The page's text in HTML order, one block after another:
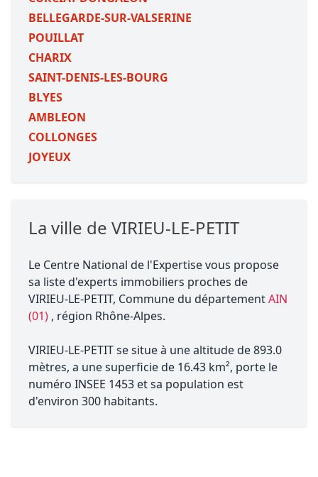
BELLEGARDE-SUR-VALSERINE
POUILLAT
CHARIX
SAINT-DENIS-LES-BOURG
BLYES
AMBLEON
COLLONGES
JOYEUX
La ville de VIRIEU-LE-PETIT
Le Centre National de l'Expertise vous propose
sa liste d'experts immobiliers proches de
VIRIEU-LE-PETIT, Commune du départementAIN
(01) , région Rhône-Alpes.
VIRIEU-LE-PETIT se situe à une altitude de 893.0
mètres, a une superficie de 16.43 km², porte le
numéro INSEE 1453 et sa population est
d'environ 300 habitants.